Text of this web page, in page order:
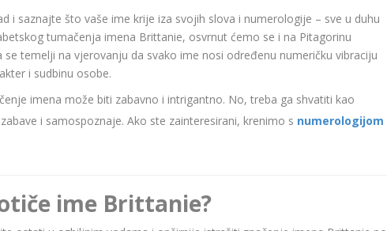
i saznajte što vaše ime krije iza svojih slova i numerologije – sve u duhu
tumačenja imena Brittanie, osvrnut ćemo se i na Pitagorinu
se temelji na vjerovanju da svako ime nosi određenu numeričku vibraciju
i sudbinu osobe.
imena može biti zabavno i intrigantno. No, treba ga shvatiti kao
i samospoznaje. Ako ste zainteresirani, krenimo s numerologijom
ime Brittanie?